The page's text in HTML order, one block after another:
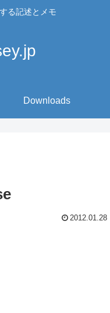
る記述とメモ
Downloads
2012.01.28